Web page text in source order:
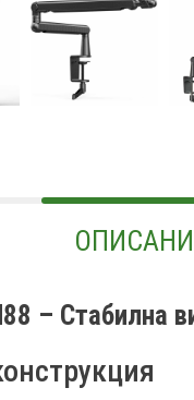
– Стабилна